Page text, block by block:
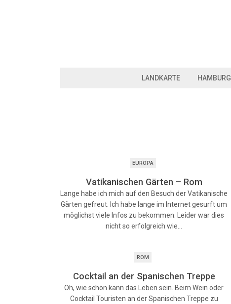
LANDKARTE HAMBURG
EUROPA
Vatikanischen Gärten – Rom
Lange habe ich mich auf den Besuch der Vatikanische
Gärten gefreut. Ich habe lange im Internet gesurft um
möglichst viele Infos zu bekommen. Leider war dies
nicht so erfolgreich wie…
ROM
Cocktail an der Spanischen Treppe
Oh, wie schön kann das Leben sein. Beim Wein oder
Cocktail Touristen an der Spanischen Treppe zu